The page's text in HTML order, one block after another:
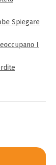
Spiegare
I